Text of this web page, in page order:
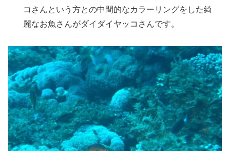
コさんという方との中間的なカラーリングをした綺
麗なお魚さんがダイダイヤッコさんです。